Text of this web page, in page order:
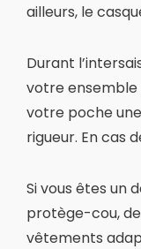
ailleurs, le
Durant
votre ensemble
votre poche
rigueur. En cas
Si vous êtes un
protège-cou,
vêtements